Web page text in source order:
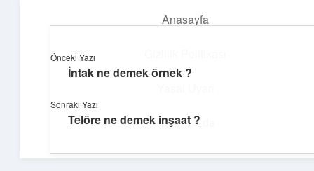
Anasayfa
Hakkımızda
Farklı bakış açılarıyla hayatı gör.
Önceki Yazı
İntak ne demek örnek ?
Sonraki Yazı
Telöre ne demek inşaat ?